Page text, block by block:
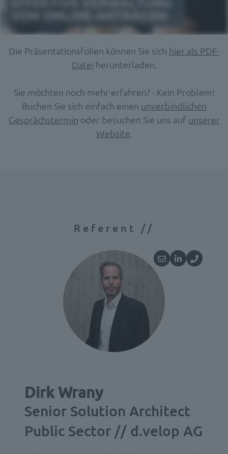
Die Präsentationsfolien können Sie sich hier als PDF-
Datei herunterladen.
Sie möchten noch mehr erfahren? - Kein Problem!
Buchen Sie sich einfach einen unverbindlichen
Gesprächstermin oder besuchen Sie uns auf unserer
Website.
Referent //
Dirk Wrany
Senior Solution Architect
Public Sector // d.velop AG